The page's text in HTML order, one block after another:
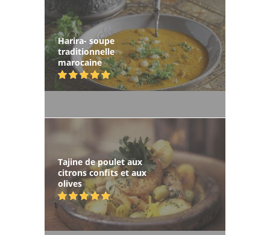
Harira- soupe
traditionnelle
marocaine
Tajine de poulet aux
citrons confits et aux
olives